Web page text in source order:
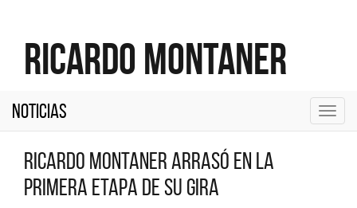
Ricardo Montaner
Noticias
Ricardo Montaner arrasó en la
primera etapa de su gira